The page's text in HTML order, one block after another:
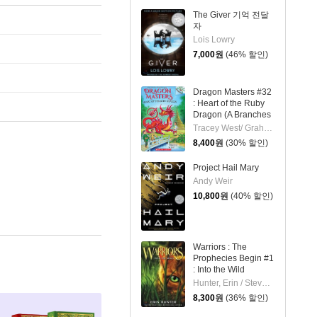
The Giver 기억 전달
자
Lois Lowry
7,000원 (46% 할인)
Dragon Masters #32
: Heart of the Ruby
Dragon (A Branches
Book)
Tracey West/ Graham Howells (ILT)
8,400원 (30% 할인)
Project Hail Mary
Andy Weir
10,800원 (40% 할인)
Warriors : The
Prophecies Begin #1
: Into the Wild
Hunter, Erin / Stevenson, Dave
8,300원 (36% 할인)